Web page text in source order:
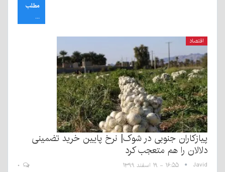
مطلب
...
اقتصاد
پیازکاران جنوبی در شوک| نرخ پایین خرید تضمینی
دلالان را هم متعجب کرد
Javid ۱۶:۵۵ - ۱۹ اسفند ۱۳۹۹